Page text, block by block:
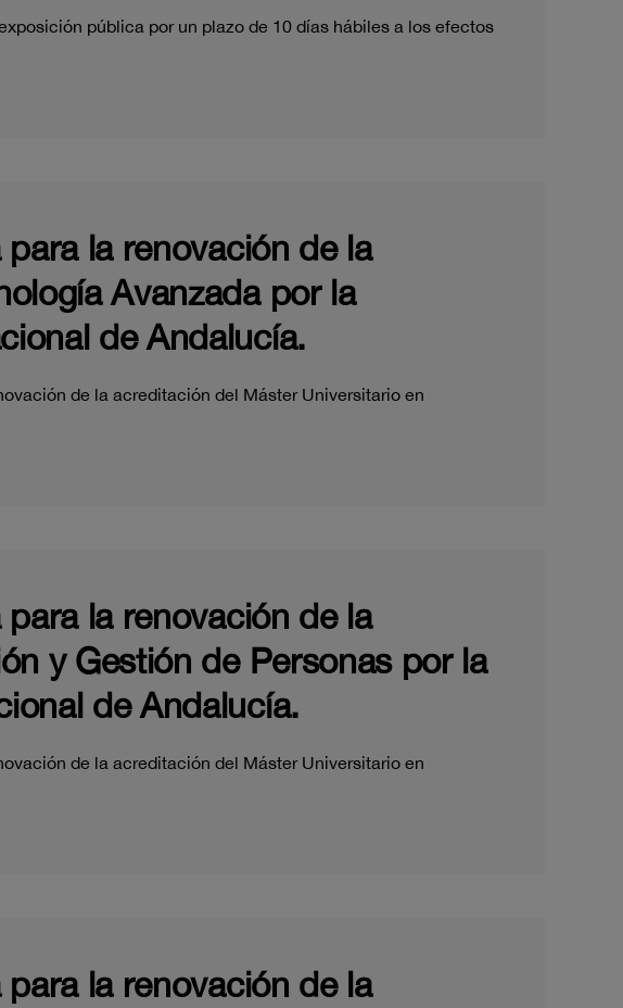
pública por un plazo de 10 días hábiles a los efectos
la renovación de la
Avanzada por la
de Andalucía.
de la acreditación del Máster Universitario en
la renovación de la
y Gestión de Personas por la
de Andalucía.
de la acreditación del Máster Universitario en
la renovación de la